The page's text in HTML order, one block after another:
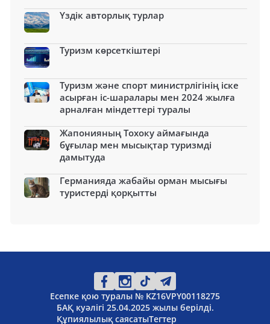
Үздік авторлық турлар
Туризм көрсеткіштері
Туризм және спорт министрлігінің іске
асырған іс-шаралары мен 2024 жылға
арналған міндеттері туралы
Жапонияның Тохоку аймағында
бұғылар мен мысықтар туризмді
дамытуда
Германияда жабайы орман мысығы
туристерді қорқытты
Есепке қою туралы № KZ16VPY00118275
БАҚ куәлігі 25.04.2025 жылы берілді.
Құпиялылық саясатыТегтер